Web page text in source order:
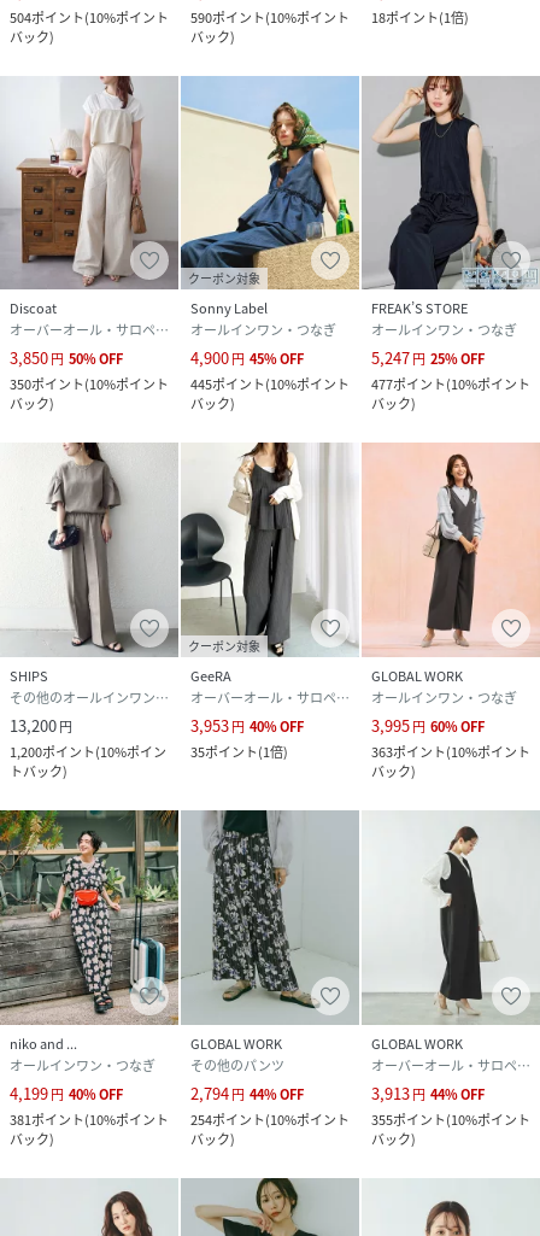
504ポイント(10%ポイント
バック)
590ポイント(10%ポイント
バック)
18ポイント(1倍)
Discoat
オーバーオール・サロペット
3,850円 50%OFF
350ポイント(10%ポイント
バック)
クーポン対象
Sonny Label
オールインワン・つなぎ
4,900円 45%OFF
445ポイント(10%ポイント
バック)
FREAK’S STORE
オールインワン・つなぎ
5,247円 25%OFF
477ポイント(10%ポイント
バック)
SHIPS
その他のオールインワン・オーバーオール
13,200円
1,200ポイント(10%ポイン
トバック)
クーポン対象
GeeRA
オーバーオール・サロペット
3,953円 40%OFF
35ポイント(1倍)
GLOBAL WORK
オールインワン・つなぎ
3,995円 60%OFF
363ポイント(10%ポイント
バック)
niko and ...
オールインワン・つなぎ
4,199円 40%OFF
381ポイント(10%ポイント
バック)
GLOBAL WORK
その他のパンツ
2,794円 44%OFF
254ポイント(10%ポイント
バック)
GLOBAL WORK
オーバーオール・サロペット
3,913円 44%OFF
355ポイント(10%ポイント
バック)